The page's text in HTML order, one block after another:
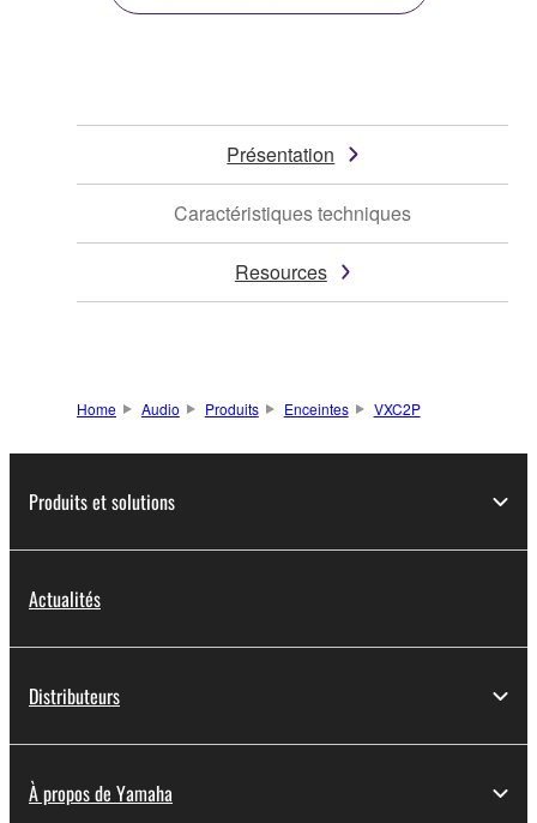
Présentation
Caractéristiques techniques
Resources
Home Audio Produits Enceintes VXC2P
Produits et solutions
Actualités
Distributeurs
À propos de Yamaha